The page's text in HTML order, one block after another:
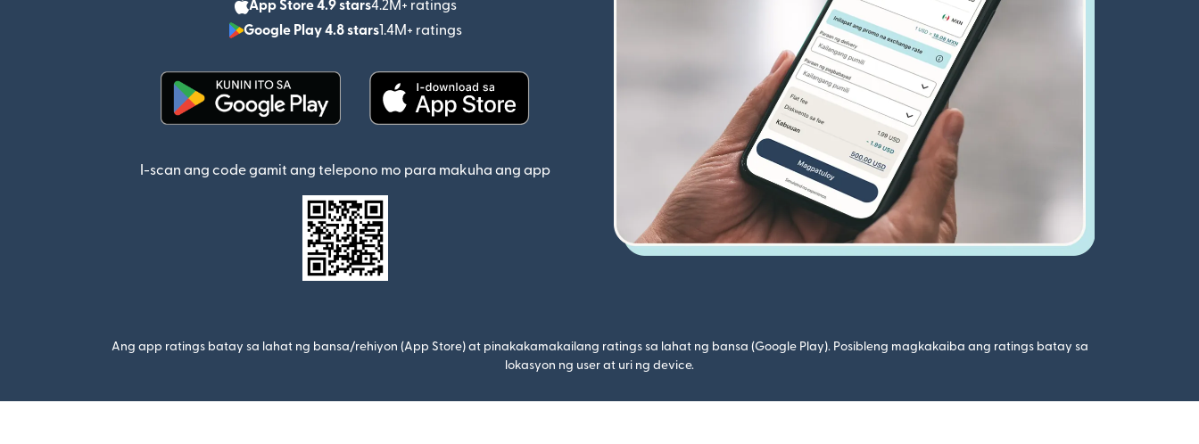
App Store 4.9 stars4.2M+ ratings
(bubukas sa bagong window)
Google Play 4.8 stars1.4M+ ratings
(bubukas sa bagong window)
I-scan ang code gamit ang telepono mo para makuha ang app
Ang app ratings batay sa lahat ng bansa/rehiyon (App Store) at pinakakamakailang ratings sa lahat ng bansa (Google Play). Posibleng magkakaiba ang ratings batay sa
lokasyon ng user at uri ng device.